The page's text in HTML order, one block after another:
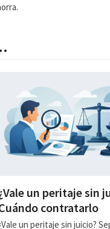
un peritaje sin
contratarlo
un peritaje sin juicio?